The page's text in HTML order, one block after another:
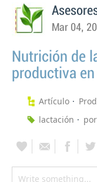
Mar 04,
Nutrición de
productiva
Artículo
lactación